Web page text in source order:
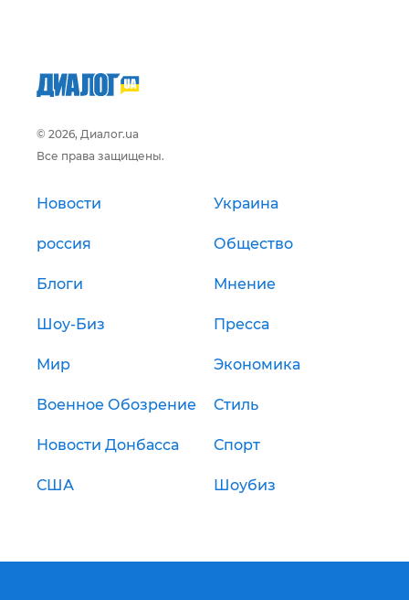
© 2026, Диалог.ua
Все права защищены.
Новости Украина
россия Общество
Блоги Мнение
Шоу-Биз Пресса
Мир Экономика
Военное Обозрение Стиль
Новости Донбасса Спорт
США Шоубиз